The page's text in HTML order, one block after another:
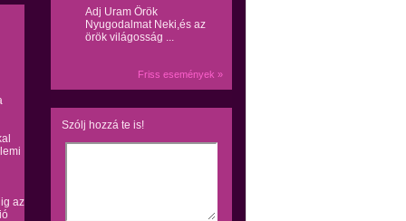
az
Adj Uram Örök
Nyugodalmat Neki,és az
örök világosság ...
Friss események »
Szólj hozzá te is!